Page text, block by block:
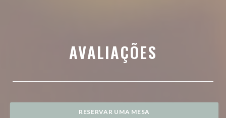
AVALIAÇÕES
RESERVAR UMA MESA